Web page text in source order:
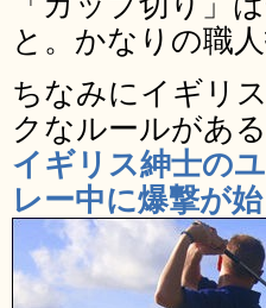
と。かなりの職
ちなみにイギリ
クなルールがあ
イギリス紳士の
レー中に爆撃が